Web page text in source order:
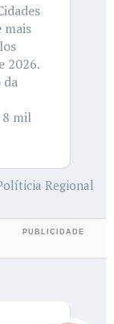
mais
2026.
da
8 mil
Regional